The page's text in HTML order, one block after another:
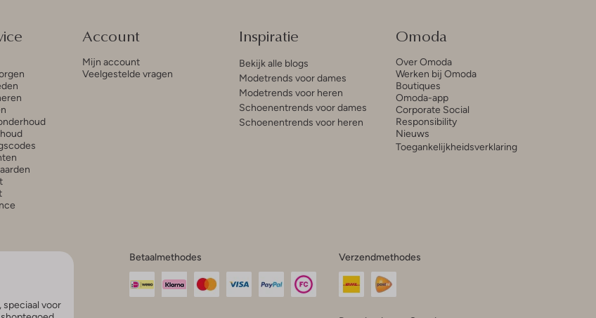
Account
Mijn account
Veelgestelde vragen
Inspiratie
Bekijk alle blogs
Modetrends voor dames
Modetrends voor heren
Schoenentrends voor dames
Schoenentrends voor heren
Omoda
Over Omoda
Werken bij Omoda
Boutiques
Omoda-app
Corporate Social
Responsibility
Nieuws
Toegankelijkheidsverklaring
speciaal voor
Betaalmethodes Verzendmethodes